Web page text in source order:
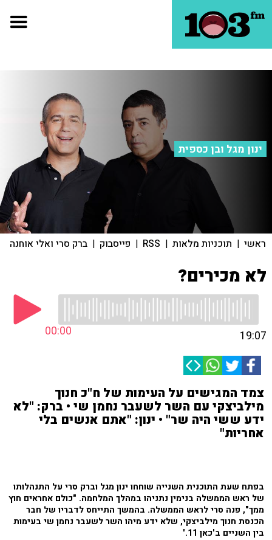
ינון מגל ובן כספית
ראשי | תוכניות מלאות |
RSS
| פייסבוק | ברק סרי ואלי אוחנה
לא מכירים?
00:00 19:07
צמד המגישים על העימות של ח"כ חנוך
מילביצקי עם השר לשעבר נחמן שי • ברק: "לא
ידע ששי היה שר" • ינון: "אתם אנשים בלי
אחריות"
בפתח שעת התוכנית השנייה שוחחו ינון מגל וברק סרי על התנהלותו
של ראש הממשלה בנימין נתניהו במהלך המלחמה. "כולם אחראים חוץ
ממך", פנה סרי לראש הממשלה. בהמשך התייחס לדבריו של חבר
הכנסת חנוך מילביצקי, שלא ידע מיהו השר לשעבר נחמן שי בעימות
בין השניים ב'כאן 11.'